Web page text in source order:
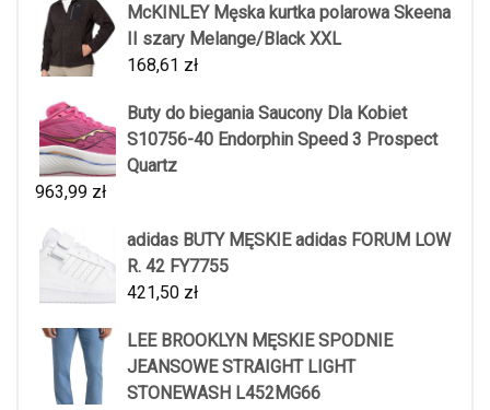
McKINLEY Męska kurtka polarowa Skeena
II szary Melange/Black XXL
168,61 zł
Buty do biegania Saucony Dla Kobiet
S10756-40 Endorphin Speed 3 Prospect
Quartz
963,99 zł
adidas BUTY MĘSKIE adidas FORUM LOW
R. 42 FY7755
421,50 zł
LEE BROOKLYN MĘSKIE SPODNIE
JEANSOWE STRAIGHT LIGHT
STONEWASH L452MG66